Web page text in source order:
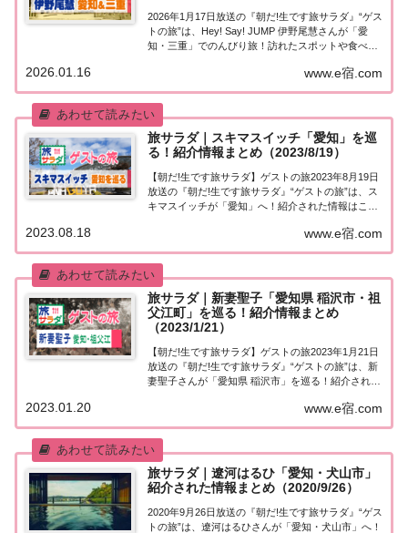
2026年1月17日放送の『朝だ!生です旅サラダ』“ゲス
トの旅”は、Hey! Say! JUMP 伊野尾慧さんが「愛
知・三重」でのんびり旅！訪れたスポットや食べた
しい情報はこちら！Hey! Say! JUMP 伊野尾慧「愛
知・三重」を...
www.e宿.com
2026.01.16
旅サラダ｜スキマスイッチ「愛知」を巡
る！紹介情報まとめ（2023/8/19）
【朝だ!生です旅サラダ】ゲストの旅2023年8月19日
放送の『朝だ!生です旅サラダ』“ゲストの旅”は、ス
キマスイッチが「愛知」へ！紹介された情報はこち
ストの旅”は、先月デビュー20周年を迎えたばかりの
スキマスイッチの2人。ふたりが出...
www.e宿.com
2023.08.18
旅サラダ｜新妻聖子「愛知県 稲沢市・祖
父江町」を巡る！紹介情報まとめ
（2023/1/21）
【朝だ!生です旅サラダ】ゲストの旅2023年1月21日
放送の『朝だ!生です旅サラダ』“ゲストの旅”は、新
妻聖子さんが「愛知県 稲沢市」を巡る！紹介された
を巡る今日の“ゲストの旅”は新妻聖子さん。生まれ
故郷、愛知県稲沢市（祖父江）で思...
www.e宿.com
2023.01.20
旅サラダ｜遼河はるひ「愛知・犬山市」
紹介された情報まとめ（2020/9/26）
2020年9月26日放送の『朝だ!生です旅サラダ』“ゲス
トの旅”は、遼河はるひさんが「愛知・犬山市」へ！